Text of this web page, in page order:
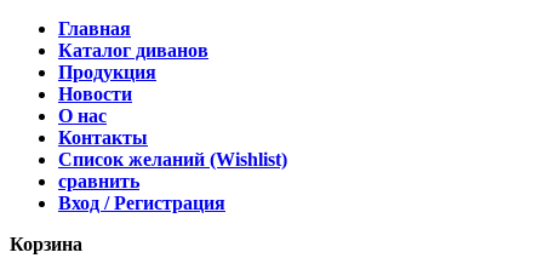
Главная
Каталог диванов
Продукция
Новости
О нас
Контакты
Список желаний (Wishlist)
сравнить
Вход / Регистрация
Корзина